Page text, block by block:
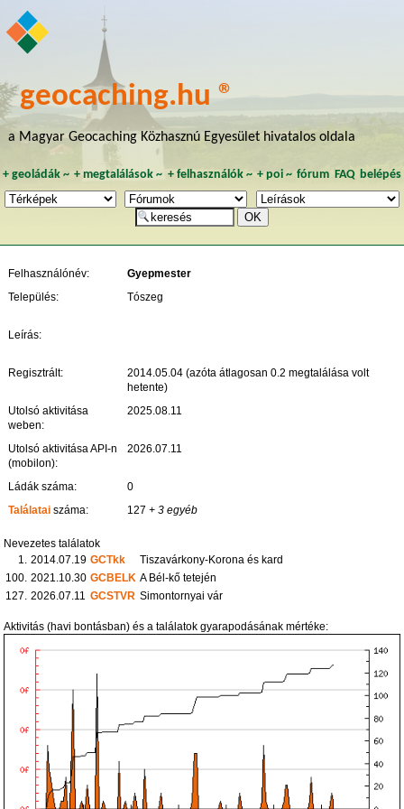
geocaching.hu ®
a Magyar Geocaching Közhasznú Egyesület hivatalos oldala
+ geoládák~ +megtalálások ~ + felhasználók~ + poi~ fórum FAQ belépés
Felhasználónév:
Gyepmester
Település:
Tószeg
Leírás:
Regisztrált:
2014.05.04 (azóta átlagosan 0.2 megtalálása volt
hetente)
Utolsó aktivitása
weben:
2025.08.11
Utolsó aktivitása API-n
(mobilon):
2026.07.11
Ládák száma:
0
Találatai száma: 127 + 3 egyéb
Nevezetes találatok
1. 2014.07.19 GCTkk
Tiszavárkony-Korona és kard
100. 2021.10.30 GCBELK A Bél-kő tetején
127. 2026.07.11 GCSTVR Simontornyai vár
Aktivitás (havi bontásban) és a találatok gyarapodásának mértéke: